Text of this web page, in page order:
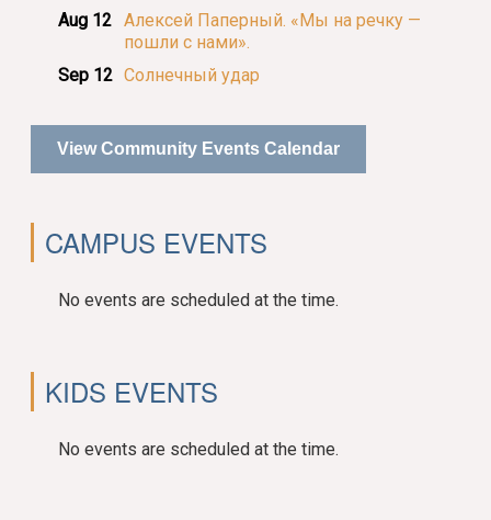
Aug 12 Алексей Паперный. «Мы на речку —
пошли с нами».
Sep 12 Солнечный удар
View Community Events Calendar
CAMPUS EVENTS
No events are scheduled at the time.
KIDS EVENTS
No events are scheduled at the time.